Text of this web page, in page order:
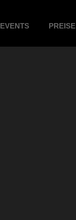
EVENTS PREISE